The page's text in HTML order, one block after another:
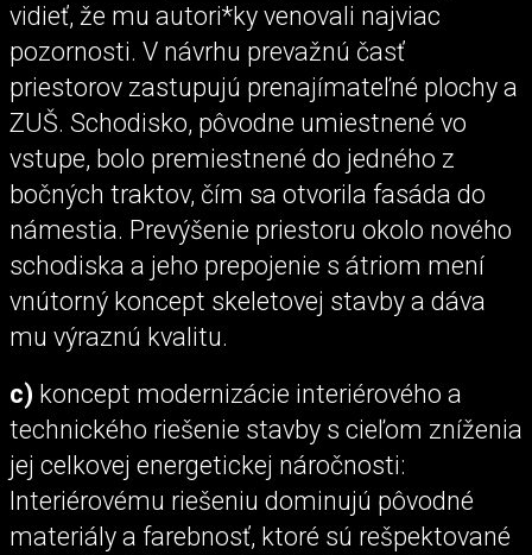
vidieť, že mu autori*ky venovali najviac
pozornosti. V návrhu prevažnú časť
priestorov zastupujú prenajímateľné plochy a
ZUŠ. Schodisko, pôvodne umiestnené vo
vstupe, bolo premiestnené do jedného z
bočných traktov, čím sa otvorila fasáda do
námestia. Prevýšenie priestoru okolo nového
schodiska a jeho prepojenie s átriom mení
vnútorný koncept skeletovej stavby a dáva
mu výraznú kvalitu.
c) koncept modernizácie interiérového a
technického riešenie stavby s cieľom zníženia
jej celkovej energetickej náročnosti:
Interiérovému riešeniu dominujú pôvodné
materiály a farebnosť, ktoré sú rešpektované